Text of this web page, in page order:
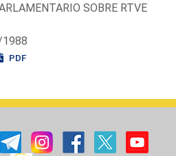
SOBRE RTVE
1988
PDF